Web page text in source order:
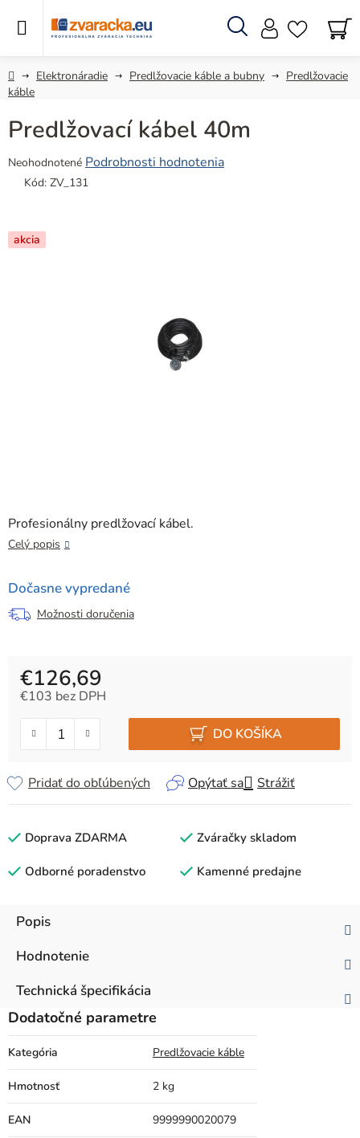
Hľadať
DomovElektronáradie Predlžovacie káble a bubny
Predlžovacie
káble
Profesionálny predlžovací kábel.
Celý popis
Dočasne vypredané
Možnosti doručenia
€126,69
€103 bez DPH
DO KOŠÍKA
Opýtať sa Strážiť
Pridať do obľúbených
Predlžovací kábel 40m
Priemerné
hodnotenie
0,0
z
Neohodnotené Podrobnosti hodnotenia
Kód: ZV_131
akcia
Doprava ZDARMA Zváračky skladom
Odborné poradenstvo Kamenné predajne
Popis
Hodnotenie
Technická špecifikácia
Dodatočné parametre
Kategória Predlžovacie káble
Hmotnosť 2 kg
EAN 9999990020079